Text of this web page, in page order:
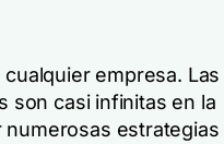
empresa. Las
son casi infinitas en la
numerosas estrategias